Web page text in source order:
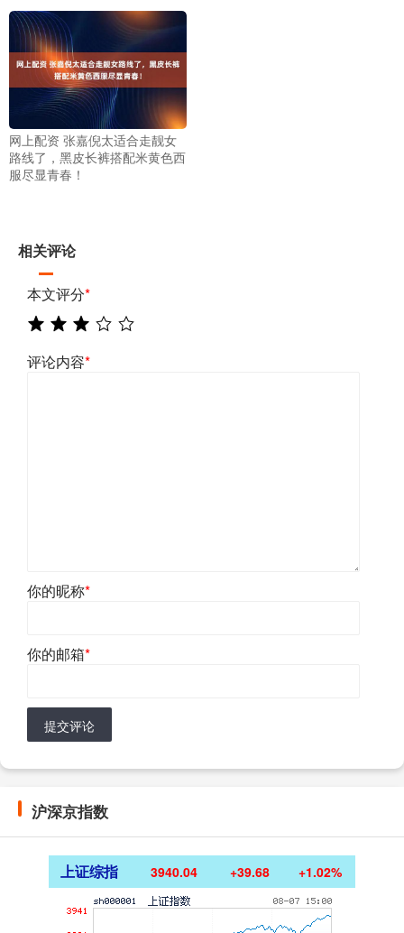
网上配资 张嘉倪太适合走靓女
路线了，黑皮长裤搭配米黄色西
服尽显青春！
相关评论
本文评分*
评论内容*
你的昵称*
你的邮箱*
提交评论
沪深京指数
上证综指 3940.04 +39.68 +1.02%